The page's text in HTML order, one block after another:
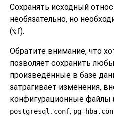
Сохранять исходный
необязательно, но
(%f).
Обратите внимание, что
позволяет сохранить
произведённые в базе
затрагивает изменения,
конфигурационные файлы
postgresql.conf,